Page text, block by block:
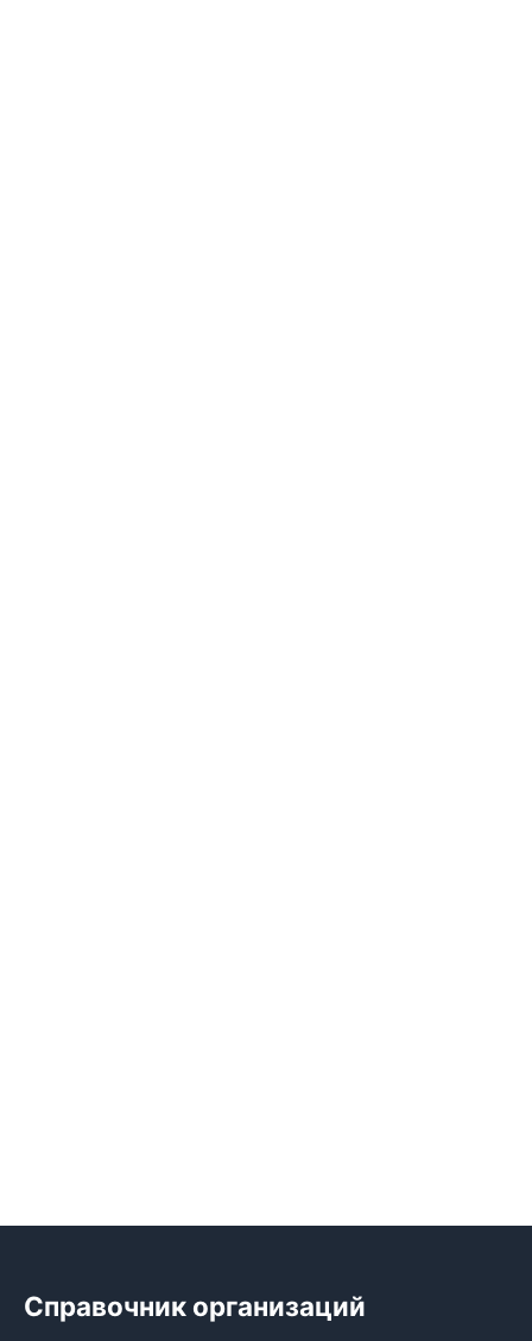
Справочник организаций